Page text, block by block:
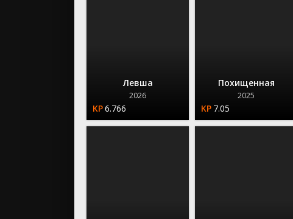
Левша
2026
6.766
Похищенная
2025
7.05